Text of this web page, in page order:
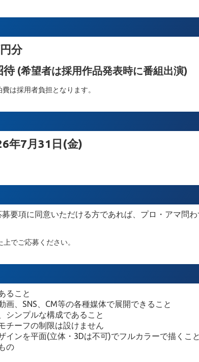
分
待 (希望者は採用作品発表時に番組出演)
は採用者負担となります。
年7月31日(金)
要項に同意いただける方であれば、プロ・アマ問
でご応募ください。
ること
画、SNS、CM等の各種媒体で展開できること
シンプルな構成であること
チーフの制限は設けません
インを平面(立体・3Dは不可)でフルカラーで描くこと
の